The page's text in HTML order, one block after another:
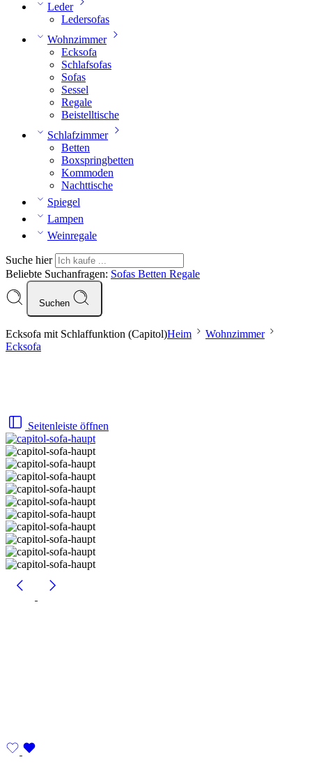
Leder
Ledersofas
Wohnzimmer
Ecksofa
Schlafsofas
Sofas
Sessel
Regale
Beistelltische
Schlafzimmer
Betten
Boxspringbetten
Kommoden
Nachttische
Spiegel
Lampen
Weinregale
Suche hier
Beliebte Suchanfragen: Sofas Betten Regale
Suchen
Ecksofa mit Schlaffunktion (Capitol)Heim
Wohnzimmer
Ecksofa
Seitenleiste öffnen